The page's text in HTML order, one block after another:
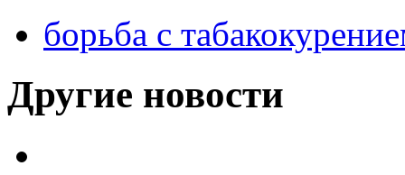
борьба с
Другие новости